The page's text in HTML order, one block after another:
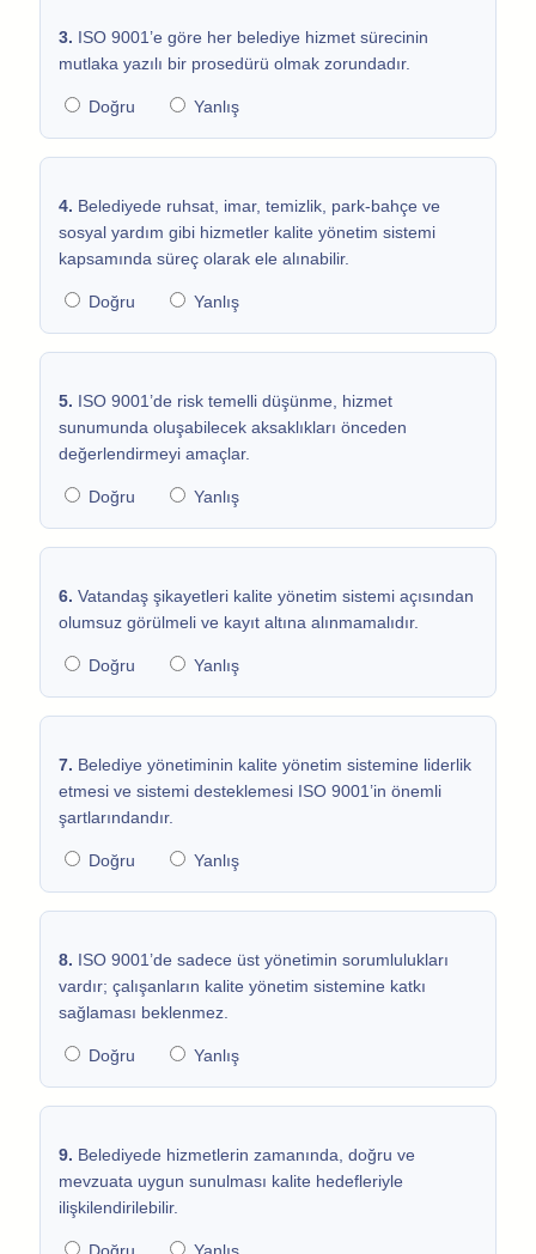
3. ISO 9001’e göre her belediye hizmet sürecinin
mutlaka yazılı bir prosedürü olmak zorundadır.
Doğru Yanlış
4. Belediyede ruhsat, imar, temizlik, park-bahçe ve
sosyal yardım gibi hizmetler kalite yönetim sistemi
kapsamında süreç olarak ele alınabilir.
Doğru Yanlış
5. ISO 9001’de risk temelli düşünme, hizmet
sunumunda oluşabilecek aksaklıkları önceden
değerlendirmeyi amaçlar.
Doğru Yanlış
6. Vatandaş şikayetleri kalite yönetim sistemi açısından
olumsuz görülmeli ve kayıt altına alınmamalıdır.
Doğru Yanlış
7. Belediye yönetiminin kalite yönetim sistemine liderlik
etmesi ve sistemi desteklemesi ISO 9001’in önemli
şartlarındandır.
Doğru Yanlış
8. ISO 9001’de sadece üst yönetimin sorumlulukları
vardır; çalışanların kalite yönetim sistemine katkı
sağlaması beklenmez.
Doğru Yanlış
9. Belediyede hizmetlerin zamanında, doğru ve
mevzuata uygun sunulması kalite hedefleriyle
ilişkilendirilebilir.
Doğru Yanlış